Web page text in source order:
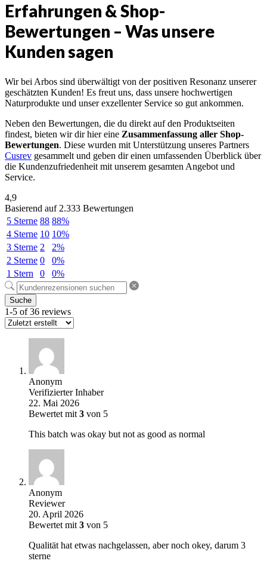
Erfahrungen & Shop-
Bewertungen – Was unsere
Kunden sagen
Wir bei Arbos sind überwältigt von der positiven Resonanz unserer
geschätzten Kunden! Es freut uns, dass unsere hochwertigen
Naturprodukte und unser exzellenter Service so gut ankommen.
Neben den Bewertungen, die du direkt auf den Produktseiten
findest, bieten wir dir hier eine Zusammenfassung aller Shop-
Bewertungen. Diese wurden mit Unterstützung unseres Partners
Cusrev gesammelt und geben dir einen umfassenden Überblick über
die Kundenzufriedenheit mit unserem gesamten Angebot und
Service.
4,9
Basierend auf 2.333 Bewertungen
5 Sterne 88 88%
4 Sterne 10 10%
3 Sterne 2
2%
2 Sterne 0
0%
1 Stern
0 0%
Suche
1-5 of 36 reviews
Anonym
Verifizierter Inhaber
22. Mai 2026
Bewertet mit 3 von 5
This batch was okay but not as good as normal
Anonym
Reviewer
20. April 2026
Bewertet mit 3 von 5
Qualität hat etwas nachgelassen, aber noch okey, darum 3
sterne